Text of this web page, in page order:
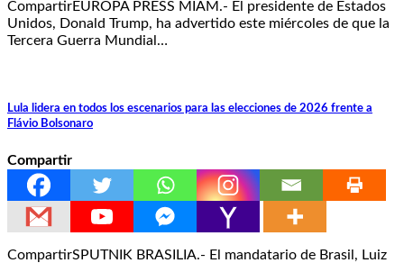
CompartirEUROPA PRESS MIAM.- El presidente de Estados
Unidos, Donald Trump, ha advertido este miércoles de que la
Tercera Guerra Mundial…
Lula lidera en todos los escenarios para las elecciones de 2026 frente a
Flávio Bolsonaro
Compartir
CompartirSPUTNIK BRASILIA.- El mandatario de Brasil, Luiz